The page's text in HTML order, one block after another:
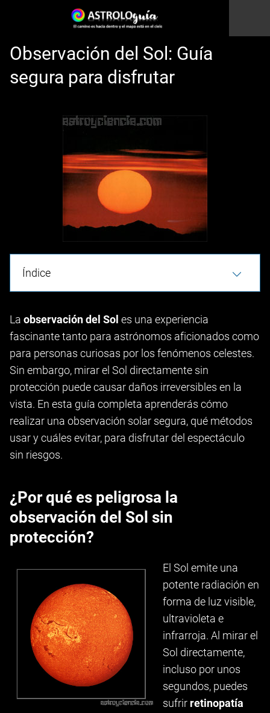
Observación del Sol: Guía
segura para disfrutar
Índice
La observación del Sol es una experiencia
fascinante tanto para astrónomos aficionados como
para personas curiosas por los fenómenos celestes.
Sin embargo, mirar el Sol directamente sin
protección puede causar daños irreversibles en la
vista. En esta guía completa aprenderás cómo
realizar una observación solar segura, qué métodos
usar y cuáles evitar, para disfrutar del espectáculo
sin riesgos.
¿Por qué es peligrosa la
observación del Sol sin
protección?
El Sol emite una
potente radiación en
forma de luz visible,
ultravioleta e
infrarroja. Al mirar el
Sol directamente,
incluso por unos
segundos, puedes
sufrir retinopatía